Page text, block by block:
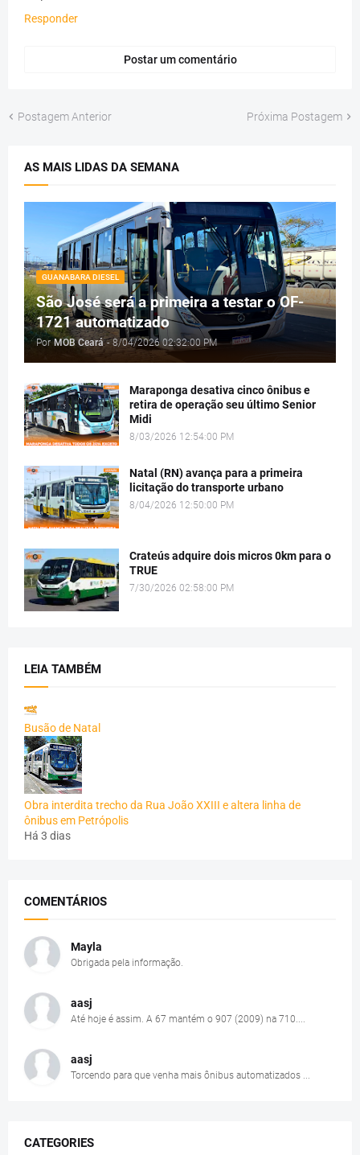
Responder
Postar um comentário
Postagem Anterior Próxima Postagem
AS MAIS LIDAS DA SEMANA
GUANABARA DIESEL
São José será a primeira a testar o OF-
1721 automatizado
Por MOB Ceará - 8/04/2026 02:32:00 PM
Maraponga desativa cinco ônibus e
retira de operação seu último Senior
Midi
8/03/2026 12:54:00 PM
Natal (RN) avança para a primeira
licitação do transporte urbano
8/04/2026 12:50:00 PM
Crateús adquire dois micros 0km para o
TRUE
7/30/2026 02:58:00 PM
LEIA TAMBÉM
Busão de Natal
Obra interdita trecho da Rua João XXIII e altera linha de
ônibus em Petrópolis
Há 3 dias
COMENTÁRIOS
Mayla
Obrigada pela informação.
aasj
Até hoje é assim. A 67 mantém o 907 (2009) na 710....
aasj
Torcendo para que venha mais ônibus automatizados ...
CATEGORIES